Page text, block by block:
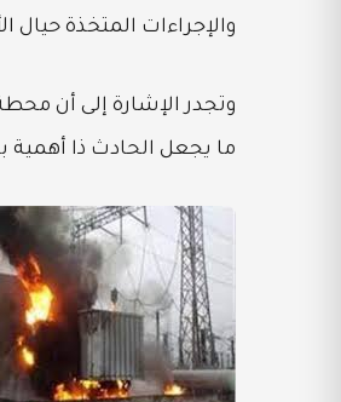
والإجراءات المتخذة حيال
ما يجعل الحادث ذا أهمية